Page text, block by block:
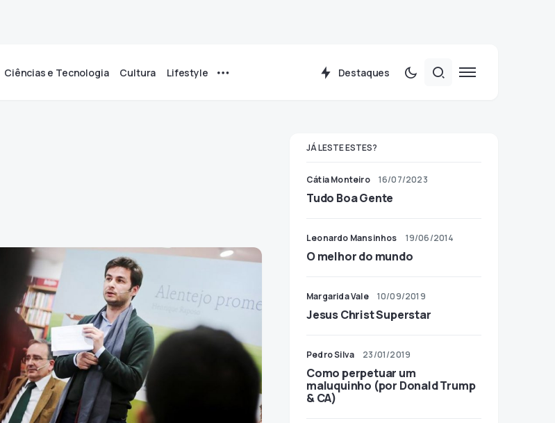
Ciências e Tecnologia Cultura Lifestyle Destaques
JÁ LESTE ESTES?
Cátia Monteiro 16/07/2023
Tudo Boa Gente
Leonardo Mansinhos 19/06/2014
O melhor do mundo
Margarida Vale 10/09/2019
Jesus Christ Superstar
Pedro Silva 23/01/2019
Como perpetuar um
maluquinho (por Donald Trump
& CA)